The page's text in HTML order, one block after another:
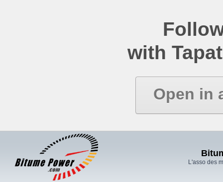
with
Open in
L'asso des